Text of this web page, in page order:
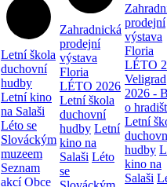
Letní škola
duchovní
hudby
Letní kino
na Salaši
Léto se
Slováckým
muzeem
Seznam
akcí Obce
Zahradnická
prodejní
výstava
Floria
LÉTO 2026
Letní škola
duchovní
hudby Letní
kino na
Salaši Léto
se
prodejní
výstava
Floria
LÉTO
Veligrad
2026 -
o
Letní
hudby
kino na
Salaši